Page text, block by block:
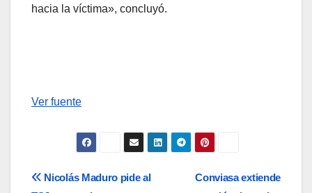
hacia la víctima», concluyó.
Ver fuente
Navegación
Conviasa extiende
Nicolás Maduro pide al